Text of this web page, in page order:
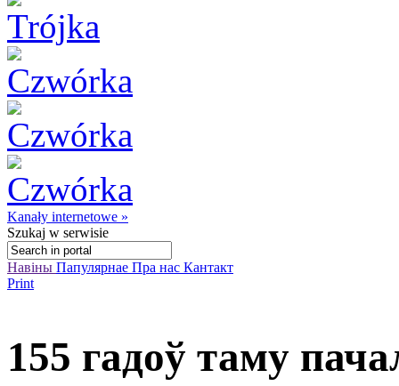
Kanały internetowe »
Szukaj w serwisie
Навіны Папулярнае Пра нас Кантакт
Print
155 гадоў таму